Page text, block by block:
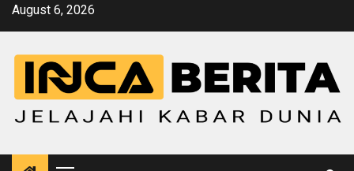
SkipAugust 6, 2026